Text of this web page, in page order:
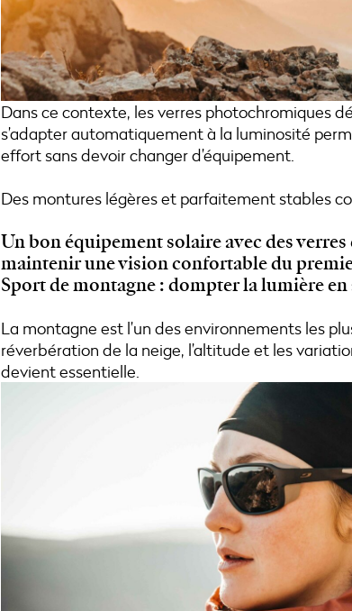
Dans ce contexte, les verres photochromiques
s’adapter automatiquement à la luminosité
effort sans devoir changer d’équipement.
Des montures légères et parfaitement stables
Un bon équipement solaire avec des
maintenir une vision confortable du
Sport de montagne : dompter la lumière
La montagne est l’un des environnements les
réverbération de la neige, l’altitude et les
devient essentielle.